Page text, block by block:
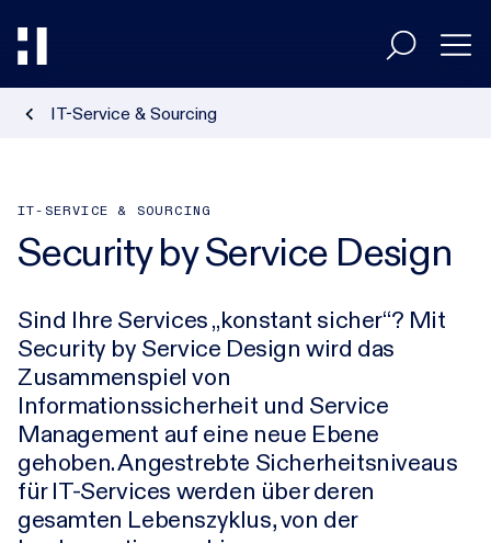
Umsetzer
HiAcademy
Magazin
IT-Service & Sourcing
IT-SERVICE & SOURCING
Security by Service Design
Sind Ihre Services „konstant sicher“? Mit
Security by Service Design wird das
Zusammenspiel von
Informationssicherheit und Service
Management auf eine neue Ebene
gehoben. Angestrebte Sicherheitsniveaus
für IT-Services werden über deren
gesamten Lebenszyklus, von der